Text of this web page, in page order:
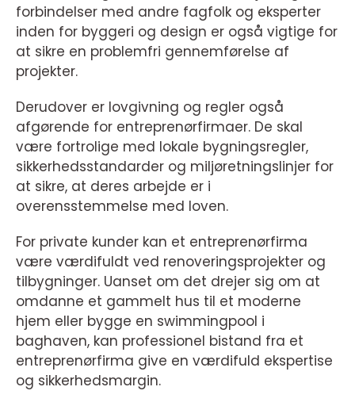
forbindelser med andre fagfolk og eksperter
inden for byggeri og design er også vigtige for
at sikre en problemfri gennemførelse af
projekter.
Derudover er lovgivning og regler også
afgørende for entreprenørfirmaer. De skal
være fortrolige med lokale bygningsregler,
sikkerhedsstandarder og miljøretningslinjer for
at sikre, at deres arbejde er i
overensstemmelse med loven.
For private kunder kan et entreprenørfirma
være værdifuldt ved renoveringsprojekter og
tilbygninger. Uanset om det drejer sig om at
omdanne et gammelt hus til et moderne
hjem eller bygge en swimmingpool i
baghaven, kan professionel bistand fra et
entreprenørfirma give en værdifuld ekspertise
og sikkerhedsmargin.